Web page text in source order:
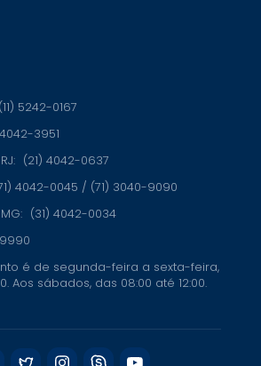
(11) 5242-0167
3951
(21) 4042-0637
4042-0045 / (71) 3040-9090
(31) 4042-0034
é de segunda-feira a sexta-feira,
Aos sábados, das 08:00 até 12:00.